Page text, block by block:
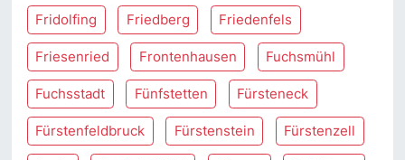
Fridolfing Friedberg Friedenfels
Friesenried Frontenhausen Fuchsmühl
Fuchsstadt Fünfstetten Fürsteneck
Fürstenfeldbruck Fürstenstein Fürstenzell